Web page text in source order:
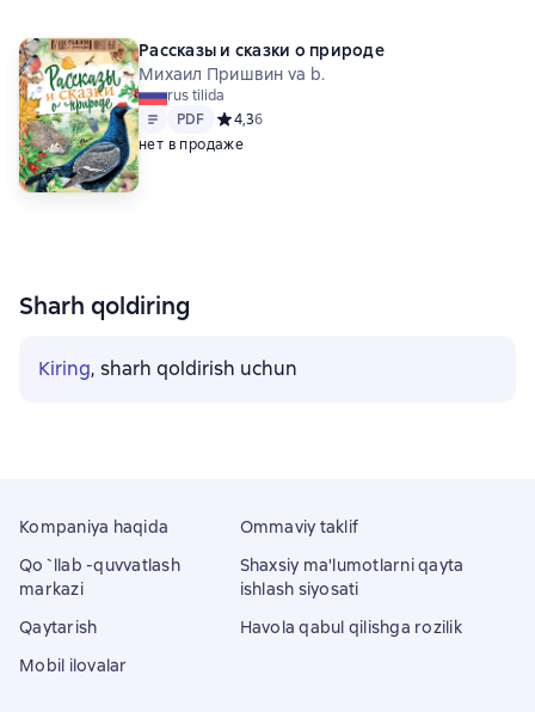
Рассказы и сказки о природе
Михаил Пришвин va b.
rus tilida
Matn
PDF
PDF Средний рейтинг 4,3 на основе 6 оценок
4,36
нет в продаже
Sharh qoldiring
Kiring, sharh qoldirish uchun
Kompaniya haqida
Qo`llab -quvvatlash
markazi
Qaytarish
Mobil ilovalar
Ommaviy taklif
Shaxsiy ma'lumotlarni qayta
ishlash siyosati
Havola qabul qilishga rozilik